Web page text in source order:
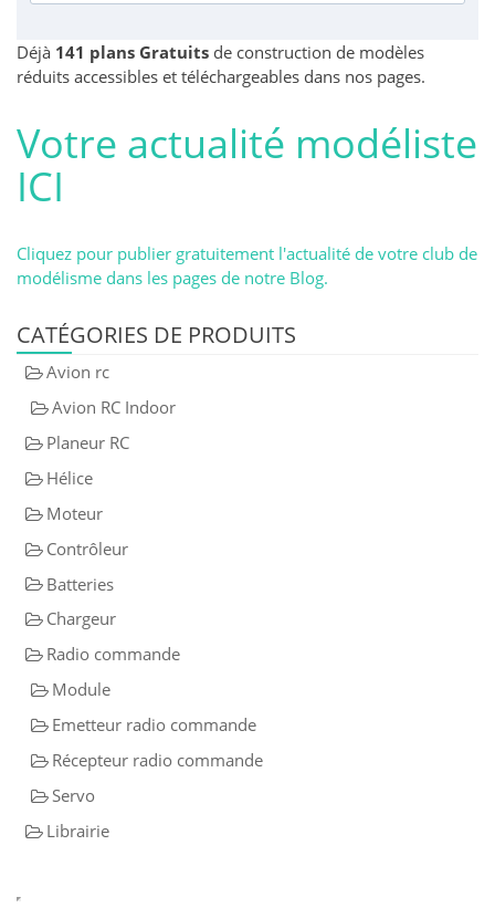
Déjà 141 plans Gratuits de construction de modèles
réduits accessibles et téléchargeables dans nos pages.
Votre actualité modéliste
ICI
Cliquez pour publier gratuitement l'actualité de votre club de
modélisme dans les pages de notre Blog.
CATÉGORIES DE PRODUITS
Avion rc
Avion RC Indoor
Planeur RC
Hélice
Moteur
Contrôleur
Batteries
Chargeur
Radio commande
Module
Emetteur radio commande
Récepteur radio commande
Servo
Librairie